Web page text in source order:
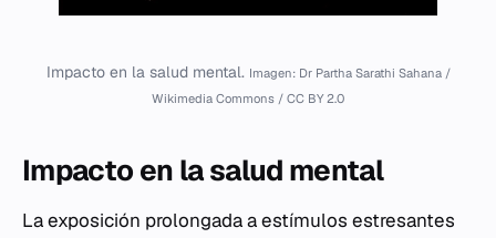
Impacto en la salud mental. Imagen: Dr Partha Sarathi Sahana /
Wikimedia Commons / CC BY 2.0
Impacto en la salud mental
La exposición prolongada a estímulos estresantes